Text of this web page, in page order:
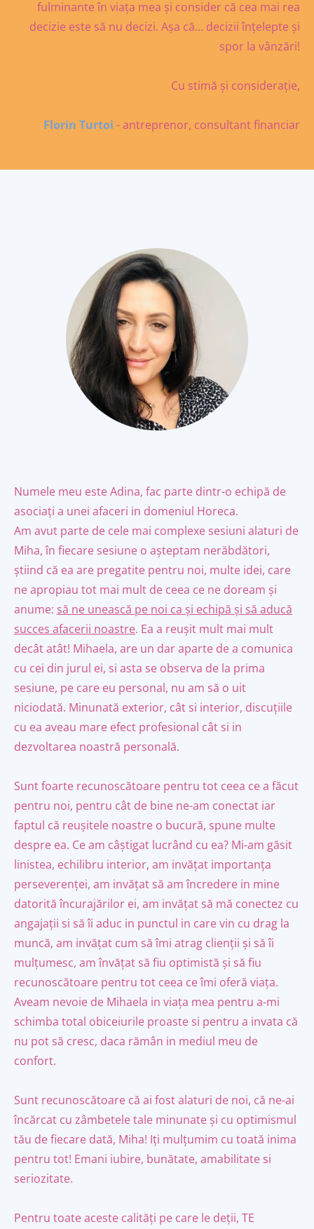
fulminante în viața mea și consider că cea mai rea
decizie este să nu decizi. Așa că… decizii înțelepte și
spor la vânzări!
Cu stimă și considerație,
Florin Turtoi - antreprenor, consultant financiar
Numele meu este Adina, fac parte dintr-o echipă de
asociați a unei afaceri in domeniul Horeca.
Am avut parte de cele mai complexe sesiuni alaturi de
Miha, în fiecare sesiune o așteptam nerăbdători,
știind că ea are pregatite pentru noi, multe idei, care
ne apropiau tot mai mult de ceea ce ne doream și
anume: să ne unească pe noi ca și echipă și să aducă
succes afacerii noastre. Ea a reușit mult mai mult
decât atât! Mihaela, are un dar aparte de a comunica
cu cei din jurul ei, si asta se observa de la prima
sesiune, pe care eu personal, nu am să o uit
niciodată. Minunată exterior, cât si interior, discuțiile
cu ea aveau mare efect profesional cât si in
dezvoltarea noastră personală.
Sunt foarte recunoscătoare pentru tot ceea ce a făcut
pentru noi, pentru cât de bine ne-am conectat iar
faptul că reușitele noastre o bucură, spune multe
despre ea. Ce am câștigat lucrând cu ea? Mi-am găsit
linistea, echilibru interior, am invățat importanța
perseverenței, am invățat să am încredere in mine
datorită încurajărilor ei, am invățat să mă conectez cu
angajații si să îi aduc in punctul in care vin cu drag la
muncă, am invățat cum să îmi atrag clienții și să îi
mulțumesc, am învățat să fiu optimistă și să fiu
recunoscătoare pentru tot ceea ce îmi oferă viața.
Aveam nevoie de Mihaela in viața mea pentru a-mi
schimba total obiceiurile proaste si pentru a invata că
nu pot să cresc, daca rămân in mediul meu de
confort.
Sunt recunoscătoare că ai fost alaturi de noi, că ne-ai
încărcat cu zâmbetele tale minunate și cu optimismul
tău de fiecare dată, Miha! Iți mulțumim cu toată inima
pentru tot! Emani iubire, bunătate, amabilitate si
seriozitate.
Pentru toate aceste calități pe care le deții, TE